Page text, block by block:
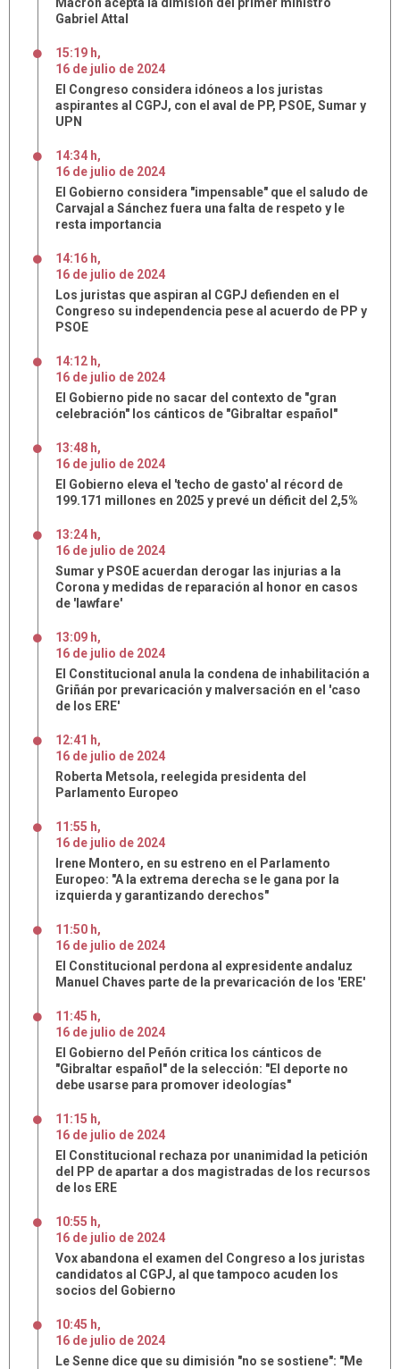
Gabriel Attal
15:19 h,
16 de julio de 2024
El Congreso considera idóneos a los juristas
aspirantes al CGPJ, con el aval de PP, PSOE, Sumar y
UPN
14:34 h,
16 de julio de 2024
El Gobierno considera "impensable" que el saludo de
Carvajal a Sánchez fuera una falta de respeto y le
resta importancia
14:16 h,
16 de julio de 2024
Los juristas que aspiran al CGPJ defienden en el
Congreso su independencia pese al acuerdo de PP y
PSOE
14:12 h,
16 de julio de 2024
El Gobierno pide no sacar del contexto de "gran
celebración" los cánticos de "Gibraltar español"
13:48 h,
16 de julio de 2024
El Gobierno eleva el 'techo de gasto' al récord de
199.171 millones en 2025 y prevé un déficit del 2,5%
13:24 h,
16 de julio de 2024
Sumar y PSOE acuerdan derogar las injurias a la
Corona y medidas de reparación al honor en casos
de 'lawfare'
13:09 h,
16 de julio de 2024
El Constitucional anula la condena de inhabilitación a
Griñán por prevaricación y malversación en el 'caso
de los ERE'
12:41 h,
16 de julio de 2024
Roberta Metsola, reelegida presidenta del
Parlamento Europeo
11:55 h,
16 de julio de 2024
Irene Montero, en su estreno en el Parlamento
Europeo: "A la extrema derecha se le gana por la
izquierda y garantizando derechos"
11:50 h,
16 de julio de 2024
El Constitucional perdona al expresidente andaluz
Manuel Chaves parte de la prevaricación de los 'ERE'
11:45 h,
16 de julio de 2024
El Gobierno del Peñón critica los cánticos de
"Gibraltar español" de la selección: "El deporte no
debe usarse para promover ideologías"
11:15 h,
16 de julio de 2024
El Constitucional rechaza por unanimidad la petición
del PP de apartar a dos magistradas de los recursos
de los ERE
10:55 h,
16 de julio de 2024
Vox abandona el examen del Congreso a los juristas
candidatos al CGPJ, al que tampoco acuden los
socios del Gobierno
10:45 h,
16 de julio de 2024
Le Senne dice que su dimisión "no se sostiene": "Me